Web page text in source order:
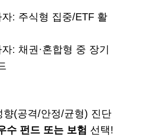
: 주식형 집중/ETF 활
: 채권·혼합형 중 장기
향(공격/안정/균형) 진단
수 펀드 또는 보험 선택!